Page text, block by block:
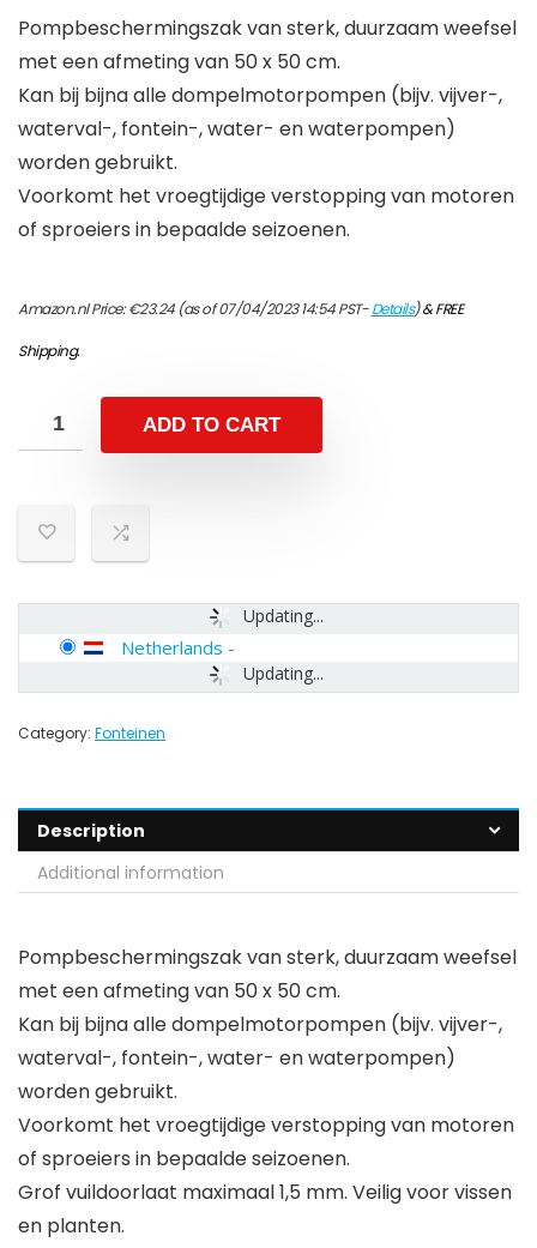
Pompbeschermingszak van sterk, duurzaam weefsel
met een afmeting van 50 x 50 cm.
Kan bij bijna alle dompelmotorpompen (bijv. vijver-,
waterval-, fontein-, water- en waterpompen)
worden gebruikt.
Voorkomt het vroegtijdige verstopping van motoren
of sproeiers in bepaalde seizoenen.
Amazon.nl Price:€23.24(as of 07/04/2023 14:54 PST-Details)&FREE
Shipping.
ADD TO CART
Updating...
Updating...
Netherlands -
Category: Fonteinen
Description
Additional information
Pompbeschermingszak van sterk, duurzaam weefsel
met een afmeting van 50 x 50 cm.
Kan bij bijna alle dompelmotorpompen (bijv. vijver-,
waterval-, fontein-, water- en waterpompen)
worden gebruikt.
Voorkomt het vroegtijdige verstopping van motoren
of sproeiers in bepaalde seizoenen.
Grof vuildoorlaat maximaal 1,5 mm. Veilig voor vissen
en planten.